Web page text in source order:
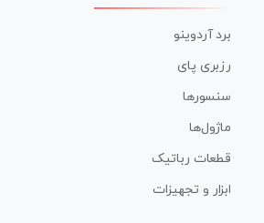
برد آردوینو
رزبری پای
سنسورها
ماژول‌ها
قطعات رباتیک
ابزار و تجهیزات